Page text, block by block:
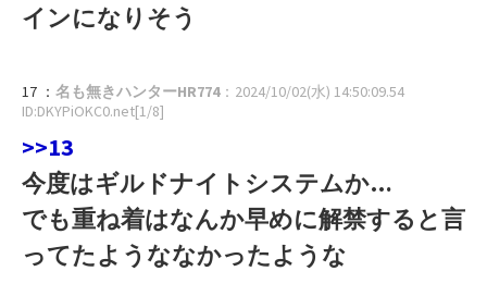
インになりそう
17 ： 名も無きハンターHR774：2024/10/02(水) 14:50:09.54
ID:DKYPiOKC0.net[1/8]
>>13
今度はギルドナイトシステムか…
でも重ね着はなんか早めに解禁すると言
ってたようななかったような